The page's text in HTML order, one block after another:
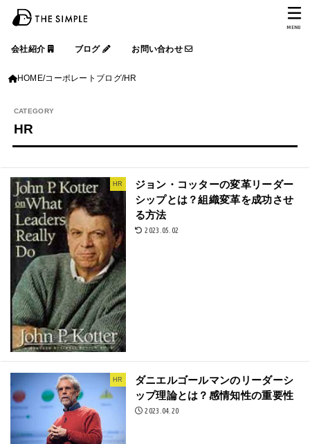
会社紹介 ブログ お問い合わせ
MENU
HOME コーポレートブログ HR
HR
HR
ジョン・コッターの変革リーダー
シップとは？組織変革を成功させ
る方法
2023.05.02
HR
ダニエルゴールマンのリーダーシ
ップ理論とは？感情知性の重要性
2023.04.20